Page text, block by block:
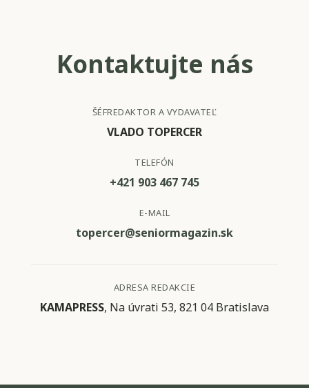
Kontaktujte nás
ŠÉFREDAKTOR A VYDAVATEĽ
VLADO TOPERCER
TELEFÓN
+421 903 467 745
E-MAIL
topercer@seniormagazin.sk
ADRESA REDAKCIE
KAMAPRESS, Na úvrati 53, 821 04 Bratislava